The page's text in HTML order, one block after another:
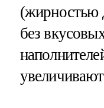
(жирностью
без